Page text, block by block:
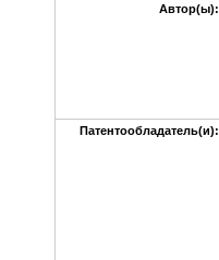
Автор(ы):
Патентообладатель(и):